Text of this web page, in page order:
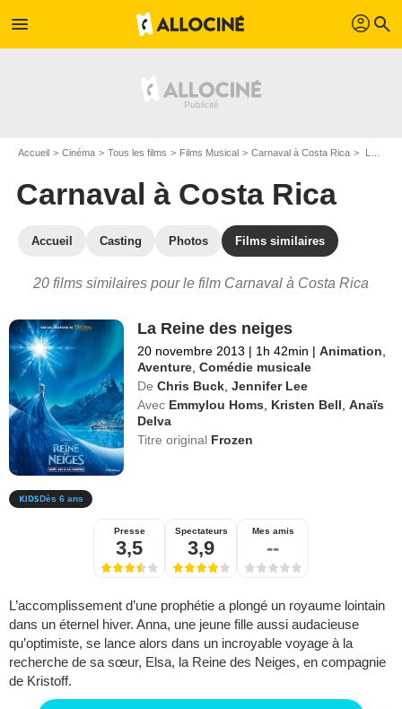
menu profil search
Accueil Cinéma Tous les films Films Musical Carnaval à Costa Rica Les films similaires à "Carnaval à Costa Rica"
Carnaval à Costa Rica
Accueil Casting Photos Films similaires
20 films similaires pour le film Carnaval à Costa Rica
La Reine des neiges
20 novembre 2013 | 1h 42min | Animation
Aventure ,Comédie musicale
De Chris Buck ,Jennifer Lee
Avec Emmylou Homs Kristen Bell ,Anaïs
Delva
Titre original Frozen
Dès 6 ans
Presse
3,5
Spectateurs
3,9
Mes amis
--
L’accomplissement d’une prophétie a plongé un royaume lointain
dans un éternel hiver. Anna, une jeune fille aussi audacieuse
qu’optimiste, se lance alors dans un incroyable voyage à la
recherche de sa sœur, Elsa, la Reine des Neiges, en compagnie
de Kristoff.